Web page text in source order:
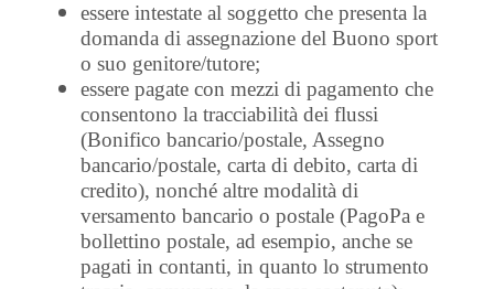
essere intestate al soggetto che presenta la
domanda di assegnazione del Buono sport
o suo genitore/tutore;
essere pagate con mezzi di pagamento che
consentono la tracciabilità dei flussi
(Bonifico bancario/postale, Assegno
bancario/postale, carta di debito, carta di
credito), nonché altre modalità di
versamento bancario o postale (PagoPa e
bollettino postale, ad esempio, anche se
pagati in contanti, in quanto lo strumento